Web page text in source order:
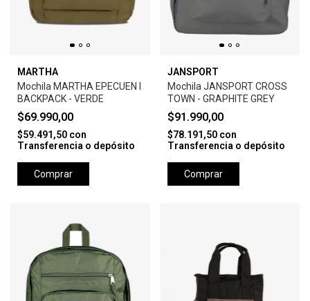
MARTHA
Mochila MARTHA EPECUEN I
BACKPACK - VERDE
$69.990,00
$59.491,50 con
Transferencia o depósito
Comprar
JANSPORT
Mochila JANSPORT CROSS
TOWN - GRAPHITE GREY
$91.990,00
$78.191,50 con
Transferencia o depósito
Comprar